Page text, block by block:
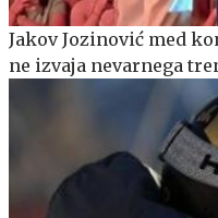
Jakov Jozinović med
ne izvaja nevarnega